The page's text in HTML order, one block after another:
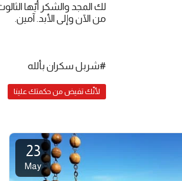
لك المجد والشكر أيّها
من الآن وإلى الأبد. آمين.
#شربل سكران بألله
لأنّك تفيض من حكمتك علينا
23
May